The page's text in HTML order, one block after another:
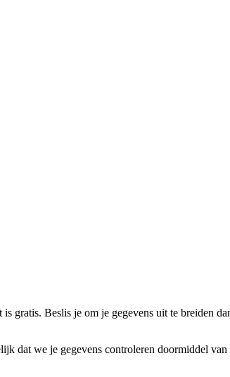
Beslis je om je gegevens uit te breiden
dat we je gegevens controleren doormiddel